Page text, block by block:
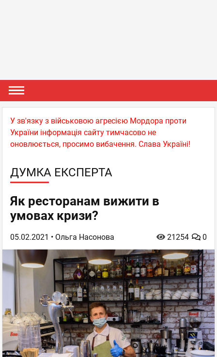
У зв'язку з військовою агресією Мордора проти
України інформація сайту тимчасово не
оновлюється, просимо вибачення. Слава Україні!
ДУМКА ЕКСПЕРТА
Як ресторанам вижити в
умовах кризи?
05.02.2021 • Ольга Насонова 0
21254